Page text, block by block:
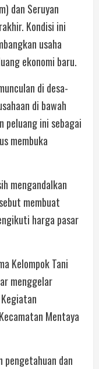
dan Seruyan
Kondisi ini
usaha
ekonomi baru.
di desa-
di bawah
peluang ini sebagai
membuka
mengandalkan
membuat
harga pasar
Kelompok Tani
menggelar
Mentaya
dan